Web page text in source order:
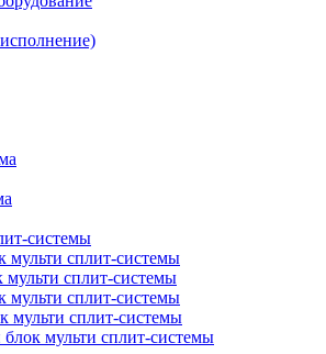
системы
мульти сплит-системы
сплит-системы
мульти сплит-системы
мульти сплит-системы
мульти сплит-системы